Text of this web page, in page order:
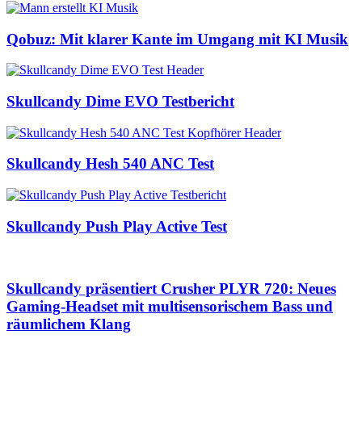
Qobuz: Mit klarer Kante im Umgang mit KI Musik
Skullcandy Dime EVO Testbericht
Skullcandy Hesh 540 ANC Test
Skullcandy Push Play Active Test
Skullcandy präsentiert Crusher PLYR 720: Neues
Gaming-Headset mit multisensorischem Bass und
räumlichem Klang